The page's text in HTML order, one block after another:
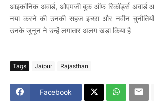
आइकॉनिक अवार्ड, ओएमजी बुक ऑफ रिकॉर्ड्स
नया करने की उनकी सहज इच्छा और नवीन
उनके जुनून ने उन्हें लगातार अलग खड़ा किया है
Tags Jaipur Rajasthan
Facebook